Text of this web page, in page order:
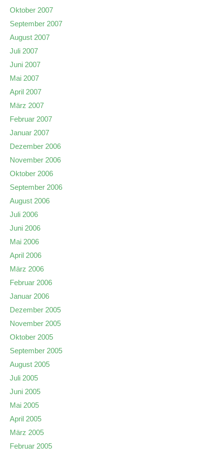
Oktober 2007
September 2007
August 2007
Juli 2007
Juni 2007
Mai 2007
April 2007
März 2007
Februar 2007
Januar 2007
Dezember 2006
November 2006
Oktober 2006
September 2006
August 2006
Juli 2006
Juni 2006
Mai 2006
April 2006
März 2006
Februar 2006
Januar 2006
Dezember 2005
November 2005
Oktober 2005
September 2005
August 2005
Juli 2005
Juni 2005
Mai 2005
April 2005
März 2005
Februar 2005